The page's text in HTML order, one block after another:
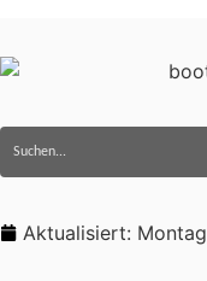
Aktualisiert: